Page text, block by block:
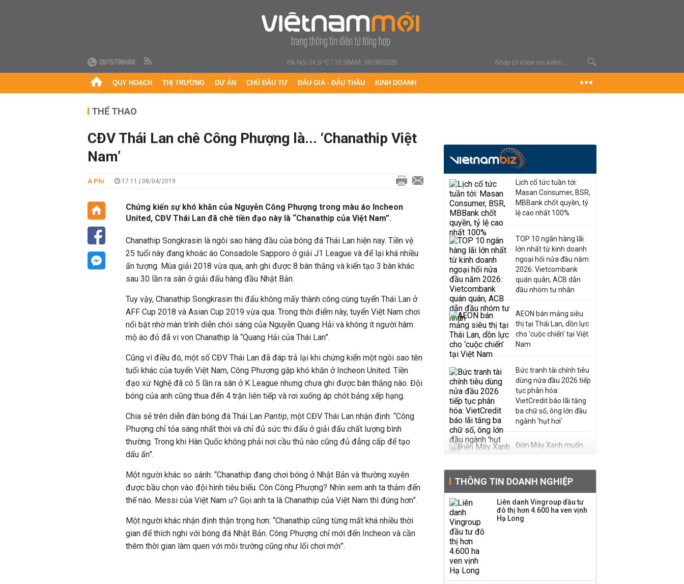
0975798489 Hà Nội 34.9 °C| 10:08AM, 08/08/2026
QUY HOẠCH THỊ TRƯỜNG DỰ ÁN CHỦ ĐẦU TƯ ĐẤU GIÁ - ĐẤU THẦU KINH DOANH
THỂ THAO
CĐV Thái Lan chê Công Phượng là... ‘Chanathip Việt
Nam’
A Phi 17:11 | 08/04/2019
Chứng kiến sự khó khăn của Nguyễn Công Phượng trong màu áo Incheon
United, CĐV Thái Lan đã chê tiền đạo này là “Chanathip của Việt Nam”.
Chanathip Songkrasin là ngôi sao hàng đầu của bóng đá Thái Lan hiện nay. Tiền vệ
25 tuổi này đang khoác áo Consadole Sapporo ở giải J1 League và để lại khá nhiều
ấn tượng. Mùa giải 2018 vừa qua, anh ghi được 8 bàn thắng và kiến tạo 3 bàn khác
sau 30 lần ra sân ở giải đấu hàng đầu Nhật Bản.
Tuy vậy, Chanathip Songkrasin thi đấu không mấy thành công cùng tuyển Thái Lan ở
AFF Cup 2018 và Asian Cup 2019 vừa qua. Trong thời điểm này, tuyển Việt Nam chơi
nổi bật nhờ màn trình diễn chói sáng của Nguyễn Quang Hải và không ít người hâm
mộ áo đỏ đã vi von Chanathip là “Quang Hải của Thái Lan”.
Cũng vì điều đó, một số CĐV Thái Lan đã đáp trả lại khi chứng kiến một ngôi sao tên
tuổi khác của tuyển Việt Nam, Công Phượng gặp khó khăn ở Incheon United. Tiền
đạo xứ Nghệ đã có 5 lần ra sân ở K League nhưng chưa ghi được bàn thắng nào. Đội
bóng của anh cũng thua đến 4 trận liên tiếp và rơi xuống áp chót bảng xếp hạng.
Chia sẻ trên diễn đàn bóng đá Thái Lan Pantip, một CĐV Thái Lan nhận định: “Công
Phượng chỉ tỏa sáng nhất thời và chỉ đủ sức thi đấu ở giải đấu chất lượng bình
thường. Trong khi Hàn Quốc không phải nơi cầu thủ nào cũng đủ đẳng cấp để tạo
dấu ấn”.
Một người khác so sánh: “Chanathip đang chơi bóng ở Nhật Bản và thường xuyên
được bầu chọn vào đội hình tiêu biểu. Còn Công Phượng? Nhìn xem anh ta thảm đến
thế nào. Messi của Việt Nam ư? Gọi anh ta là Chanathip của Việt Nam thì đúng hơn”.
Một người khác nhận định thận trọng hơn: “Chanathip cũng từng mất khá nhiều thời
gian để thích nghi với bóng đá Nhật Bản. Công Phượng chỉ mới đến Incheon và cần
thêm thời gian làm quen với môi trường cũng như lối chơi mới”.
Lịch cổ tức tuần tới:
Masan Consumer, BSR,
MBBank chốt quyền, tỷ
lệ cao nhất 100%
TOP 10 ngân hàng lãi
lớn nhất từ kinh doanh
ngoại hối nửa đầu năm
2026: Vietcombank
quán quân, ACB dẫn
đầu nhóm tư nhân
AEON bán mảng siêu
thị tại Thái Lan, dồn lực
cho ‘cuộc chiến’ tại Việt
Nam
Bức tranh tài chính tiêu
dùng nửa đầu 2026 tiếp
tục phân hóa:
VietCredit báo lãi tăng
ba chữ số, ông lớn đầu
ngành 'hụt hơi'
Điện Máy Xanh muốn
phát hành cổ phiếu với
Sau nhịp điều chỉnh
mạnh, CTCK nhìn thấy
cơ hội ở nhóm cổ phiếu
THÔNG TIN DOANH NGHIỆP
Liên danh Vingroup đầu tư
đô thị hơn 4.600 ha ven vịnh
Hạ Long